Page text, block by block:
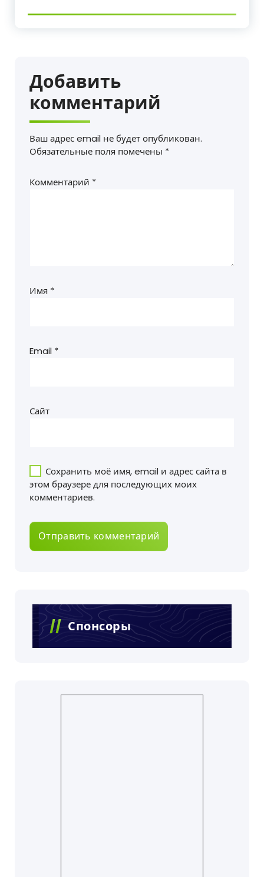
Добавить
комментарий
Ваш адрес email не будет опубликован.
Обязательные поля помечены *
Комментарий *
Имя *
Email *
Сайт
Сохранить моё имя, email и адрес сайта в
этом браузере для последующих моих
комментариев.
Спонсоры